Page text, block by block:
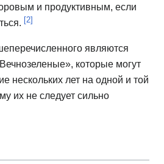
и продуктивным, если
[2]
являются
которые могут
нескольких лет на одной и той
их не следует сильно